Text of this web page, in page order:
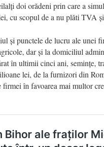
doi orădeni prin care a
cu scopul de a nu plăti TVA
și punctele de lucru ale unei
dar și la domiciliul
în ultimii cinci ani, semințe,
lei, de la furnizori din
în favoarea mai multor